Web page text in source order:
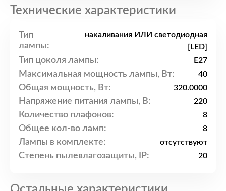
Технические характеристики
Тип
лампы:
накаливания ИЛИ светодиодная
[LED]
Тип цоколя лампы: E27
Максимальная мощность лампы, Вт: 40
Общая мощность, Вт: 320.0000
Напряжение питания лампы, В: 220
Количество плафонов: 8
Общее кол-во ламп: 8
Лампы в комплекте: отсутствуют
Степень пылевлагозащиты, IP: 20